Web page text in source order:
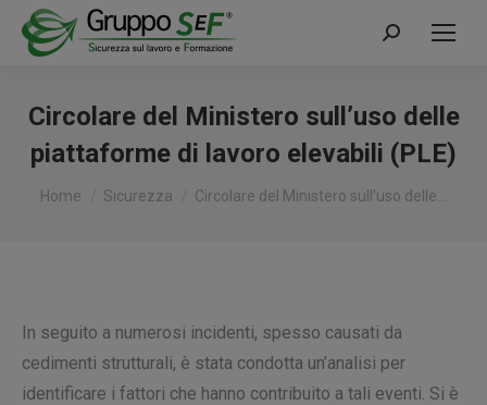
Cerca:
Circolare del Ministero sull’uso delle
piattaforme di lavoro elevabili (PLE)
Tu sei qui:
Home Sicurezza Circolare del Ministero sull’uso delle…
In seguito a numerosi incidenti, spesso causati da
cedimenti strutturali, è stata condotta un’analisi per
identificare i fattori che hanno contribuito a tali eventi. Si è